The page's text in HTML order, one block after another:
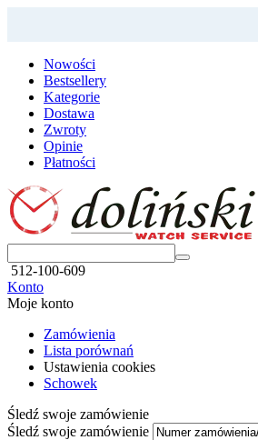
Nowości
Bestsellery
Kategorie
Dostawa
Zwroty
Opinie
Płatności
512-100-609
Konto
Moje konto
Zamówienia
Lista porównań
Ustawienia cookies
Schowek
Śledź swoje zamówienie
Śledź swoje zamówienie